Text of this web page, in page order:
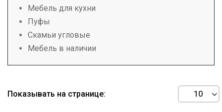
Мебель для кухни
Пуфы
Скамьи угловые
Мебель в наличии
Показывать на странице: